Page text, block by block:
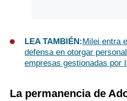
LEA TAMBIÉN: Milei entra
defensa en otorgar
empresas gestionadas por
La permanencia de